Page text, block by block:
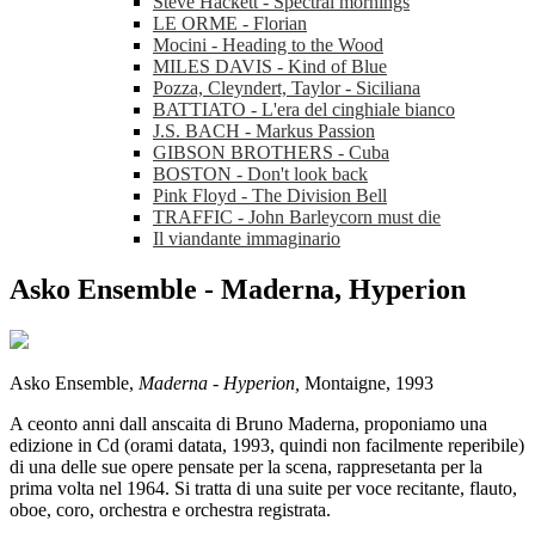
LE ORME - Florian
Mocini - Heading to the Wood
MILES DAVIS - Kind of Blue
Pozza, Cleyndert, Taylor - Siciliana
BATTIATO - L'era del cinghiale bianco
J.S. BACH - Markus Passion
GIBSON BROTHERS - Cuba
BOSTON - Don't look back
Pink Floyd - The Division Bell
TRAFFIC - John Barleycorn must die
Il viandante immaginario
Asko Ensemble - Maderna, Hyperion
Asko Ensemble, Maderna - Hyperion, Montaigne, 1993
A ceonto anni dall anscaita di Bruno Maderna, proponiamo una
edizione in Cd (orami datata, 1993, quindi non facilmente reperibile)
di una delle sue opere pensate per la scena, rappresetanta per la
prima volta nel 1964. Si tratta di una suite per voce recitante, flauto,
oboe, coro, orchestra e orchestra registrata.